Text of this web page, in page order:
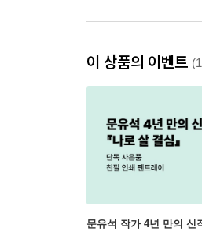
이 상품의 이벤트
문유석 작가 4년 만의 신